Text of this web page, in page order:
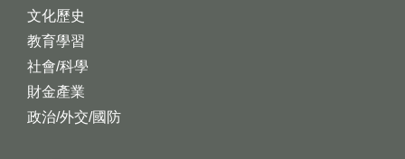
文化歷史
教育學習
社會/科學
財金產業
政治/外交/國防